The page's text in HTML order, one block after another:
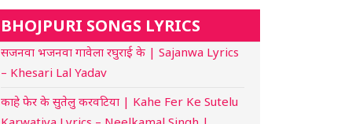
BHOJPURI SONGS LYRICS
सजनवा भजनवा गावेला रघुराई के | Sajanwa Lyrics
– Khesari Lal Yadav
काहे फेर के सुतेलु करवटिया | Kahe Fer Ke Sutelu